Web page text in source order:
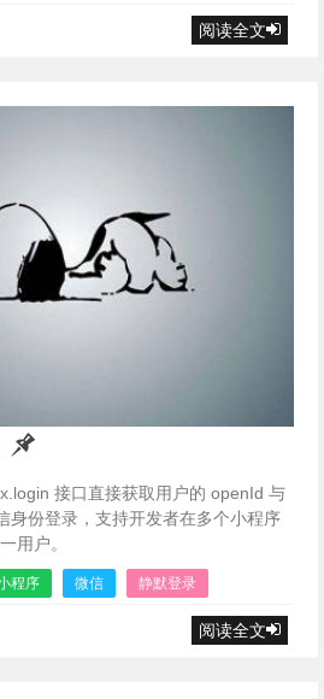
阅读全文
接口直接获取用户的 openId 与
身份登录，支持开发者在多个小程序
用户。
程序 微信 静默登录
阅读全文